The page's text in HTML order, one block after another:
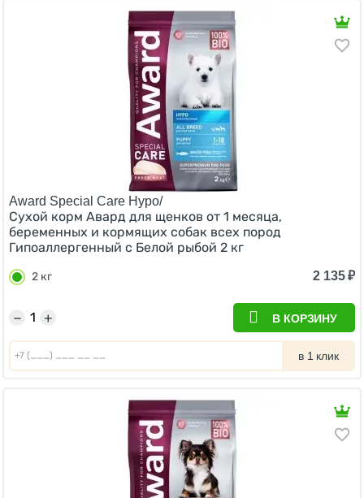
Award Special Care Hypo/
Сухой корм Авард для щенков от 1 месяца,
беременных и кормящих собак всех пород
Гипоаллергенный с Белой рыбой 2 кг
2 кг 2 135₽
+
− В КОРЗИНУ
в 1 клик